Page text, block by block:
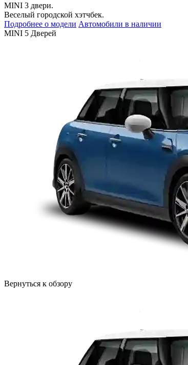
MINI 3 двери.
Веселый городской хэтчбек.
Подробнее о модели Автомобили в наличии
MINI 5 Дверей
Вернуться к обзору